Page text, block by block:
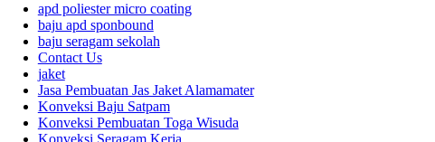
apd poliester micro coating
baju apd sponbound
baju seragam sekolah
Contact Us
jaket
Jasa Pembuatan Jas Jaket Alamamater
Konveksi Baju Satpam
Konveksi Pembuatan Toga Wisuda
Konveksi Seragam Kerja